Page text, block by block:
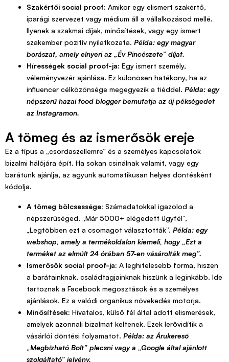
Szakértői social proof: Amikor egy elismert szakértő,
iparági szervezet vagy médium áll a vállalkozásod mellé.
Ilyenek a szakmai díjak, minősítések, vagy egy ismert
szakember pozitív nyilatkozata. Példa: egy magyar
borászat, amely elnyeri az „Év Pincészete” díjat.
Hírességek social proof-ja: Egy ismert személy,
véleményvezér ajánlása. Ez különösen hatékony, ha az
influencer célközönsége megegyezik a tiéddel. Példa: egy
népszerű hazai food blogger bemutatja az új pékségedet
az Instagramon.
A tömeg és az ismerősök ereje
Ez a típus a „csordaszellemre” és a személyes kapcsolatok
bizalmi hálójára épít. Ha sokan csinálnak valamit, vagy egy
barátunk ajánlja, az agyunk automatikusan helyes döntésként
kódolja.
A tömeg bölcsessége: Számadatokkal igazolod a
népszerűséged. „Már 5000+ elégedett ügyfél”,
„Legtöbben ezt a csomagot választották”. Példa: egy
webshop, amely a termékoldalon kiemeli, hogy „Ezt a
terméket az elmúlt 24 órában 57-en vásárolták meg”.
Ismerősök social proof-ja: A leghitelesebb forma, hiszen
a barátainknak, családtagjainknak hiszünk a leginkább. Ide
tartoznak a Facebook megosztások és a személyes
ajánlások. Ez a valódi organikus növekedés motorja.
Minősítések: Hivatalos, külső fél által adott elismerések,
amelyek azonnali bizalmat keltenek. Ezek lerövidítik a
vásárlói döntési folyamatot. Példa: az Árukereső
„Megbízható Bolt” plecsni vagy a „Google által ajánlott
szolgáltató” jelvény.